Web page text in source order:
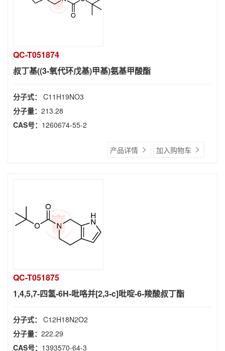
QC-T051874
叔丁基((3-氧代环戊基)甲基)氨基甲酸酯
分子式： C11H19NO3
分子量： 213.28
CAS号： 1260674-55-2
产品详情 加入购物车
QC-T051875
1,4,5,7-四氢-6H-吡咯并[2,3-c]吡啶-6-羧酸叔丁酯
分子式： C12H18N2O2
分子量： 222.29
CAS号： 1393570-64-3